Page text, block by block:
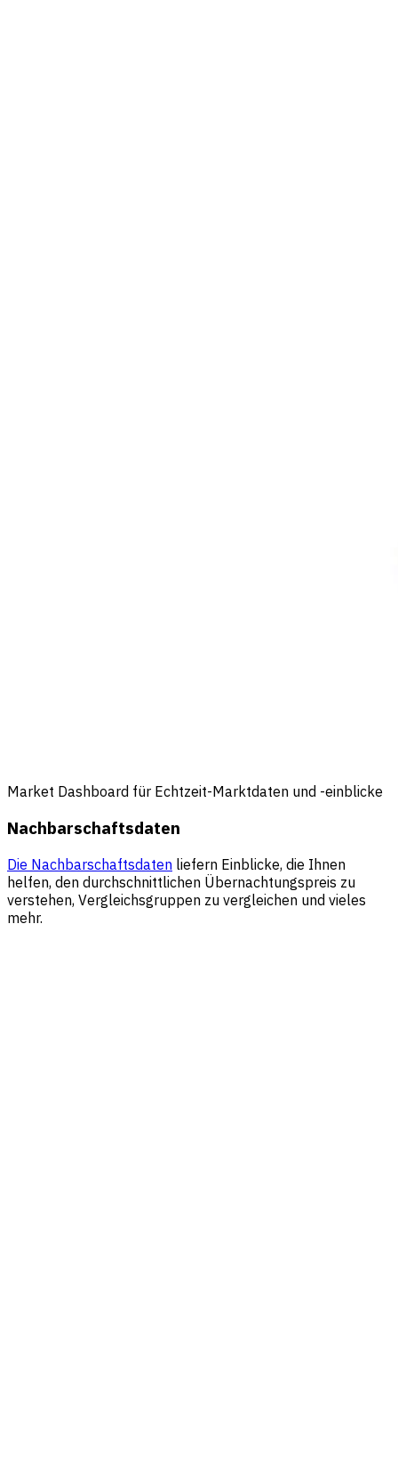
Market Dashboard für Echtzeit-Marktdaten und -einblicke
Nachbarschaftsdaten
Die Nachbarschaftsdaten liefern Einblicke, die Ihnen
helfen, den durchschnittlichen Übernachtungspreis zu
verstehen, Vergleichsgruppen zu vergleichen und vieles
mehr.